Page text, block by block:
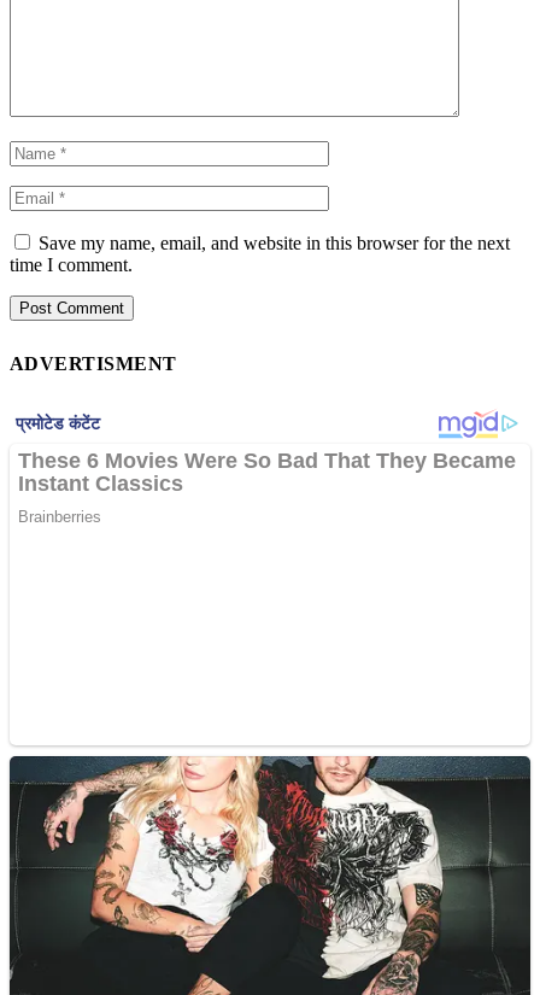
Save my name, email, and website in this browser for the next
time I comment.
ADVERTISMENT